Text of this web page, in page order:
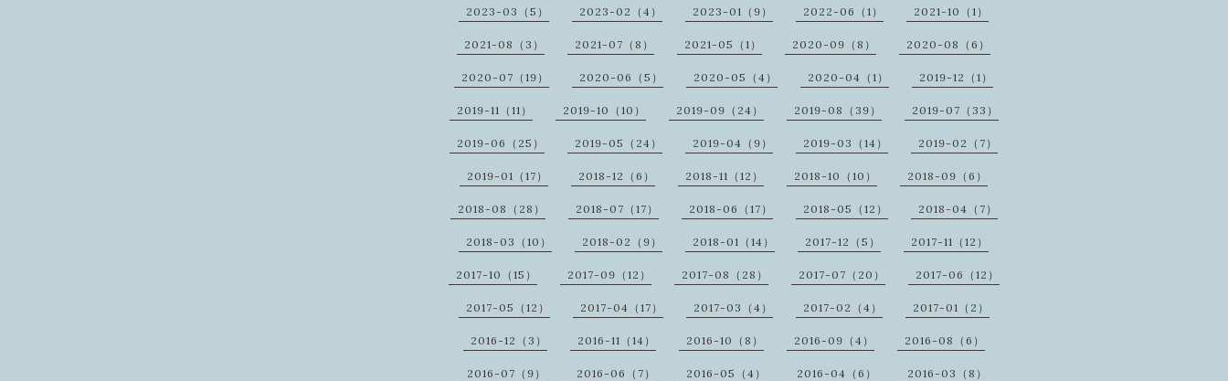
2023-03（5） 2023-02（4） 2023-01（9） 2022-06（1） 2021-10（1）
2021-08（3） 2021-07（8） 2021-05（1） 2020-09（8） 2020-08（6）
2020-07（19） 2020-06（5） 2020-05（4） 2020-04（1） 2019-12（1）
2019-11（11） 2019-10（10） 2019-09（24） 2019-08（39） 2019-07（33）
2019-06（25） 2019-05（24） 2019-04（9） 2019-03（14） 2019-02（7）
2019-01（17） 2018-12（6） 2018-11（12） 2018-10（10） 2018-09（6）
2018-08（28） 2018-07（17） 2018-06（17） 2018-05（12） 2018-04（7）
2018-03（10） 2018-02（9） 2018-01（14） 2017-12（5） 2017-11（12）
2017-10（15） 2017-09（12） 2017-08（28） 2017-07（20） 2017-06（12）
2017-05（12） 2017-04（17） 2017-03（4） 2017-02（4） 2017-01（2）
2016-12（3） 2016-11（14） 2016-10（8） 2016-09（4） 2016-08（6）
2016-07（9） 2016-06（7） 2016-05（4） 2016-04（6） 2016-03（8）